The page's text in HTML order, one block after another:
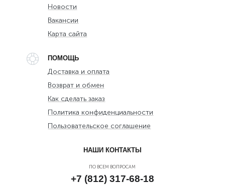
Новости
Вакансии
Карта сайта
ПОМОЩЬ
Доставка и оплата
Возврат и обмен
Как сделать заказ
Политика конфиденциальности
Пользовательское соглашение
НАШИ КОНТАКТЫ
ПО ВСЕМ ВОПРОСАМ
+7 (812) 317-68-18